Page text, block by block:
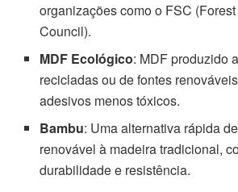
organizações como o FSC
Council).
MDF Ecológico: MDF produzido
recicladas ou de fontes
adesivos menos tóxicos.
Bambu: Uma alternativa rápida
renovável à madeira tradicional,
durabilidade e resistência.